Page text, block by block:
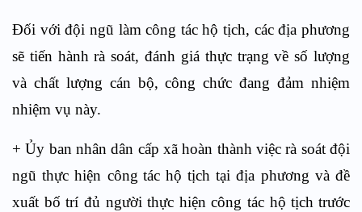
Đối với đội ngũ làm công tác hộ tịch, các địa phương
sẽ tiến hành rà soát, đánh giá thực trạng về số lượng
và chất lượng cán bộ, công chức đang đảm nhiệm
nhiệm vụ này.
+ Ủy ban nhân dân cấp xã hoàn thành việc rà soát đội
ngũ thực hiện công tác hộ tịch tại địa phương và đề
xuất bố trí đủ người thực hiện công tác hộ tịch trước